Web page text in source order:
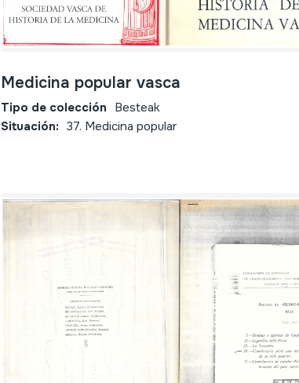
Medicina popular vasca
Tipo de colección Besteak
Situación: 37. Medicina popular